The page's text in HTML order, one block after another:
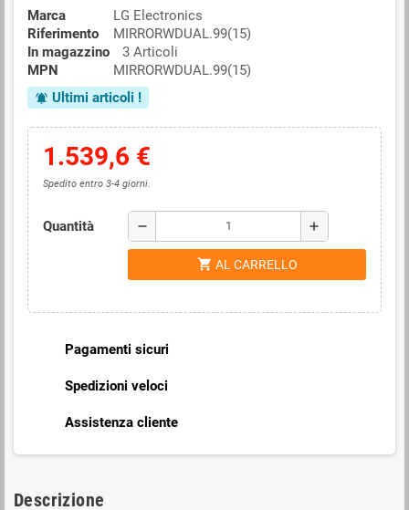
Marca
LG Electronics
Riferimento
MIRRORWDUAL.99(15)
In magazzino
3 Articoli
MPN
MIRRORWDUAL.99(15)
notifications_active Ultimi articoli !
1.539,6 €
Spedito entro 3-4 giorni.
Quantità remove add
shopping_cart AL CARRELLO
Pagamenti sicuri
Spedizioni veloci
Assistenza cliente
Descrizione